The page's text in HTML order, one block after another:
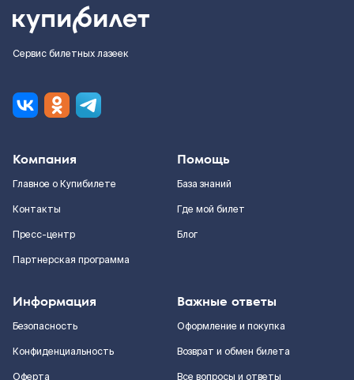
Сервис билетных лазеек
Компания
Главное о Купибилете
Контакты
Пресс-центр
Партнерская программа
Помощь
База знаний
Где мой билет
Блог
Информация
Безопасность
Конфиденциальность
Оферта
Важные ответы
Оформление и покупка
Возврат и обмен билета
Все вопросы и ответы